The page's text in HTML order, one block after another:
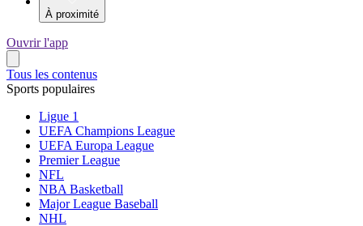
À proximité
Ouvrir l'app
Tous les contenus
Sports populaires
Ligue 1
UEFA Champions League
UEFA Europa League
Premier League
NFL
NBA Basketball
Major League Baseball
NHL